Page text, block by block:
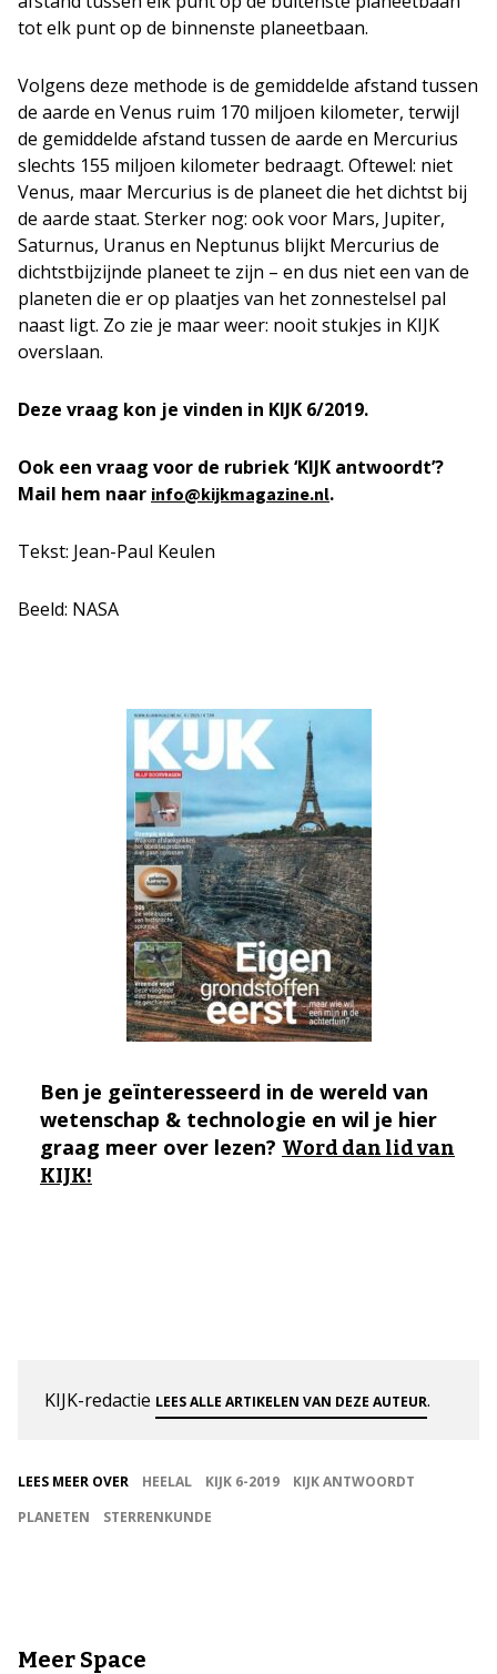
tot elk punt op de binnenste planeetbaan.
Volgens deze methode is de gemiddelde afstand tussen
de aarde en Venus ruim 170 miljoen kilometer, terwijl
de gemiddelde afstand tussen de aarde en Mercurius
slechts 155 miljoen kilometer bedraagt. Oftewel: niet
Venus, maar Mercurius is de planeet die het dichtst bij
de aarde staat. Sterker nog: ook voor Mars, Jupiter,
Saturnus, Uranus en Neptunus blijkt Mercurius de
dichtstbijzijnde planeet te zijn – en dus niet een van de
planeten die er op plaatjes van het zonnestelsel pal
naast ligt. Zo zie je maar weer: nooit stukjes in KIJK
overslaan.
Deze vraag kon je vinden in KIJK 6/2019.
Ook een vraag voor de rubriek ‘KIJK antwoordt’?
Mail hem naar info@kijkmagazine.nl.
Tekst: Jean-Paul Keulen
Beeld: NASA
Ben je geïnteresseerd in de wereld van
wetenschap & technologie en wil je hier
graag meer over lezen? Word dan lid van
KIJK!
KIJK-redactie LEES ALLE ARTIKELEN VAN DEZE AUTEUR.
LEES MEER OVER HEELAL KIJK 6-2019
KIJK ANTWOORDT
PLANETEN
STERRENKUNDE
Meer Space